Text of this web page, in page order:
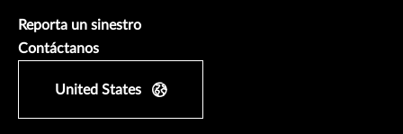
Reporta un sinestro
Contáctanos
United States